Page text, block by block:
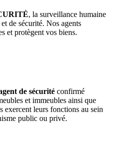
, la surveillance humaine
de sécurité. Nos agents
et protègent vos biens.
de sécurité confirmé
et immeubles ainsi que
exercent leurs fonctions au sein
public ou privé.